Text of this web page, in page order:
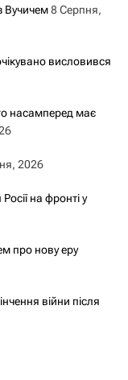
Вучичем8 Серпня,
висловився
насамперед має
2026
на фронті у
про нову еру
війни після